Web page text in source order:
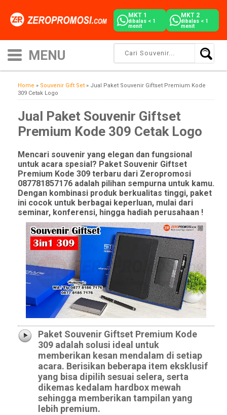
MKT 1
dibalas < 1
menit
MKT 2
dibalas < 1
menit
Home » Souvenir Gift Set » Jual Paket Souvenir Giftset Premium Kode
309 Cetak Logo
Jual Paket Souvenir Giftset
Premium Kode 309 Cetak Logo
Mencari souvenir yang elegan dan fungsional
untuk acara spesial? Paket Souvenir Giftset
Premium Kode 309 terbaru dari Zeropromosi
087781857176 adalah pilihan sempurna untuk kamu.
Dengan kombinasi produk berkualitas tinggi, paket
ini cocok untuk berbagai keperluan, mulai dari
seminar, konferensi, hingga hadiah perusahaan !
Paket Souvenir Giftset Premium Kode
309 adalah solusi ideal untuk
memberikan kesan mendalam di setiap
acara. Berisikan beberapa item eksklusif
yang bisa dipilih sesuai selera, serta
dikemas kedalam hardbox mewah
sehingga memberikan tampilan yang
lebih premium.